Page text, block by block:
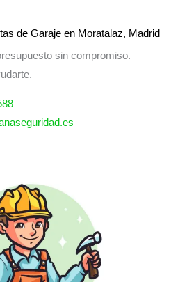
de Garaje en Moratalaz, Madrid
sin compromiso.